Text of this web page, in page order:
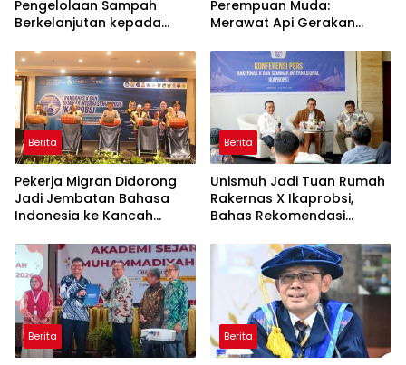
Pengelolaan Sampah
Berkelanjutan kepada
Visit
Perempuan Muda:
Merawat Api Gerakan
Berita
Pekerja Migran Didorong
Jadi Jembatan Bahasa
Indonesia ke Kancah
Berita
Unismuh Jadi Tuan Rumah
Rakernas X Ikaprobsi,
Bahas Rekomendasi
Indonesia di Tingkat
Global
Berita Berita